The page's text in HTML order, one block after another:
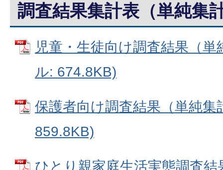
調査結果集計表（単純集
児童・生徒向け調査結果（
ル: 674.8KB)
保護者向け調査結果（単純
859.8KB)
ひとり親家庭生活実態調査